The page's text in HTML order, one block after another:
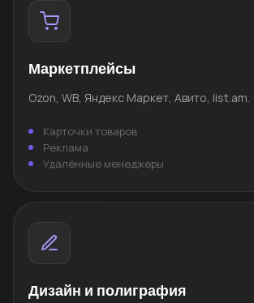
Маркетплейсы
Ozon, WB, Яндекс Маркет, Авито, list.am.
Карточки товаров
Реклама
Удалённые менеджеры
Дизайн и полиграфия